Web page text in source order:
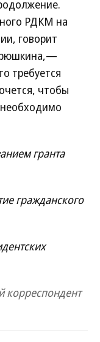
РДКМ на
говорит
требуется
чтобы
гранта
гражданского
корреспондент